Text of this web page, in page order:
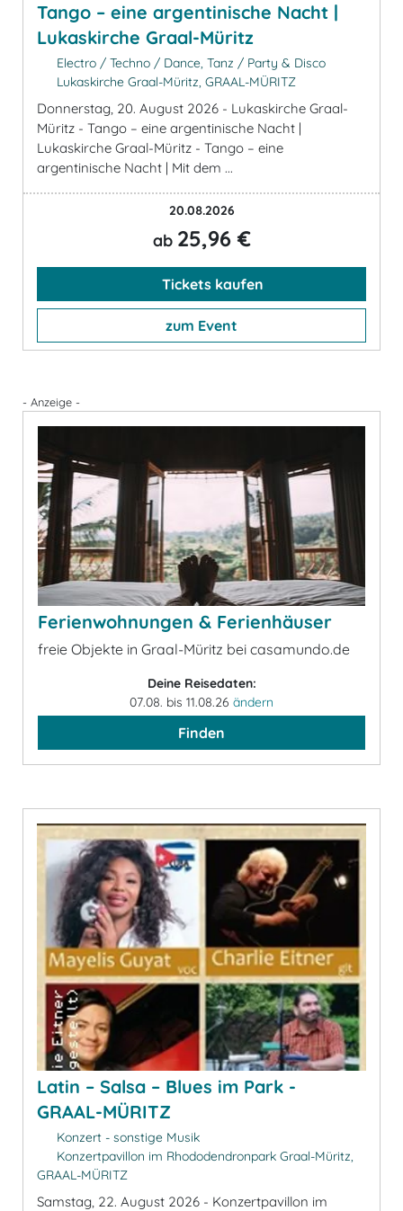
Tango – eine argentinische Nacht |
Lukaskirche Graal-Müritz
Electro / Techno / Dance, Tanz / Party & Disco
Lukaskirche Graal-Müritz, GRAAL-MÜRITZ
Donnerstag, 20. August 2026 - Lukaskirche Graal-
Müritz - Tango – eine argentinische Nacht |
Lukaskirche Graal-Müritz - Tango – eine
argentinische Nacht | Mit dem ...
20.08.2026
ab 25,96 €
Tickets kaufen
zum Event
- Anzeige -
Ferienwohnungen & Ferienhäuser
freie Objekte in Graal-Müritz bei casamundo.de
Deine Reisedaten:
07.08. bis 11.08.26 ändern
Finden
Latin – Salsa – Blues im Park -
GRAAL-MÜRITZ
Konzert - sonstige Musik
Konzertpavillon im Rhododendronpark Graal-Müritz,
GRAAL-MÜRITZ
Samstag, 22. August 2026 - Konzertpavillon im